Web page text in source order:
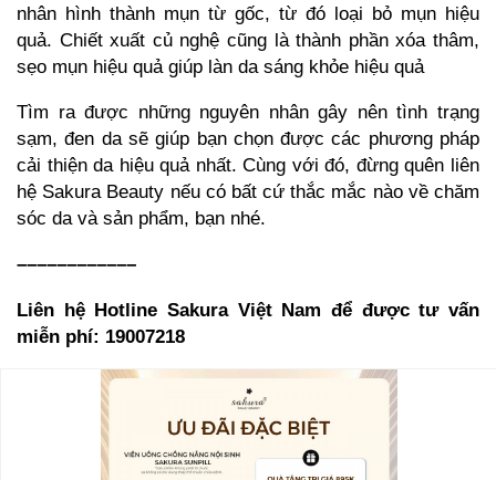
nhân hình thành mụn từ gốc, từ đó loại bỏ mụn hiệu
quả. Chiết xuất củ nghệ cũng là thành phần xóa thâm,
sẹo mụn hiệu quả giúp làn da sáng khỏe hiệu quả
Tìm ra được những nguyên nhân gây nên tình trạng
sạm, đen da sẽ giúp bạn chọn được các phương pháp
cải thiện da hiệu quả nhất. Cùng với đó, đừng quên liên
hệ Sakura Beauty nếu có bất cứ thắc mắc nào về chăm
sóc da và sản phẩm, bạn nhé.
––––––––––––
Liên hệ Hotline Sakura Việt Nam để được tư vấn
miễn phí: 19007218